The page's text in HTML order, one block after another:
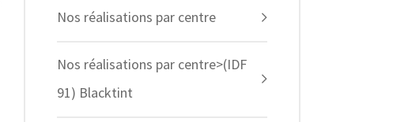
Nos réalisations par centre
Nos réalisations par centre>(IDF
91) Blacktint